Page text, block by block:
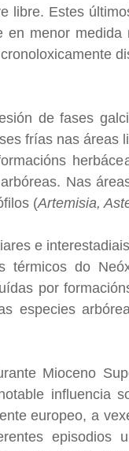
libre. Estes
menor
de fases
frías nas
Nas
(Artemisia,
e
do
por
especies
Mioceno
influencia
europeo, a